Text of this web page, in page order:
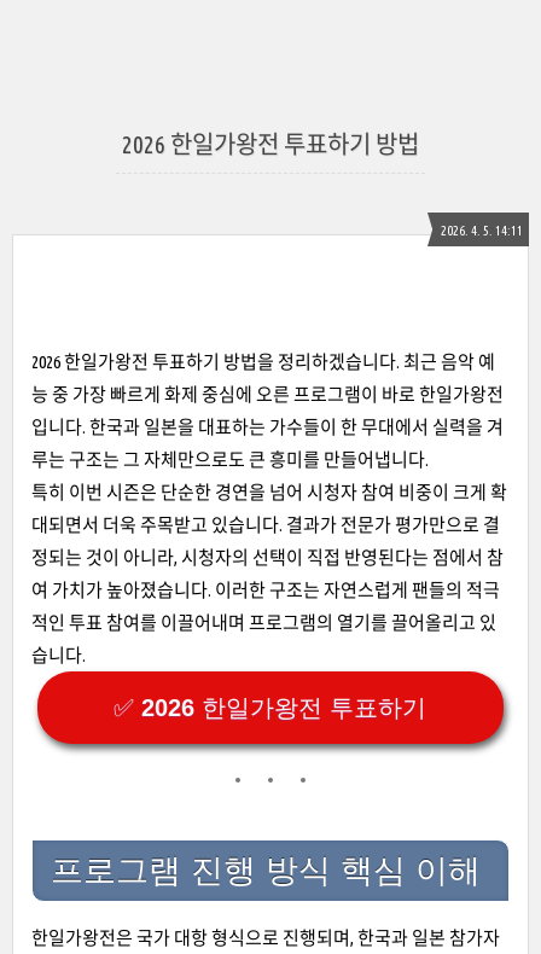
2026 한일가왕전 투표하기 방법
2026. 4. 5. 14:11
2026 한일가왕전 투표하기 방법을 정리하겠습니다. 최근 음악 예
능 중 가장 빠르게 화제 중심에 오른 프로그램이 바로 한일가왕전
입니다. 한국과 일본을 대표하는 가수들이 한 무대에서 실력을 겨
루는 구조는 그 자체만으로도 큰 흥미를 만들어냅니다.
특히 이번 시즌은 단순한 경연을 넘어 시청자 참여 비중이 크게 확
대되면서 더욱 주목받고 있습니다. 결과가 전문가 평가만으로 결
정되는 것이 아니라, 시청자의 선택이 직접 반영된다는 점에서 참
여 가치가 높아졌습니다. 이러한 구조는 자연스럽게 팬들의 적극
적인 투표 참여를 이끌어내며 프로그램의 열기를 끌어올리고 있
습니다.
✅ 2026 한일가왕전 투표하기
프로그램 진행 방식 핵심 이해
한일가왕전은 국가 대항 형식으로 진행되며, 한국과 일본 참가자